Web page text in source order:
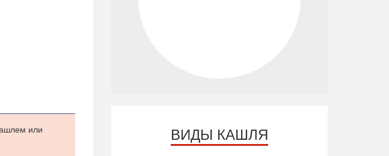
или
ВИДЫ КАШЛЯ